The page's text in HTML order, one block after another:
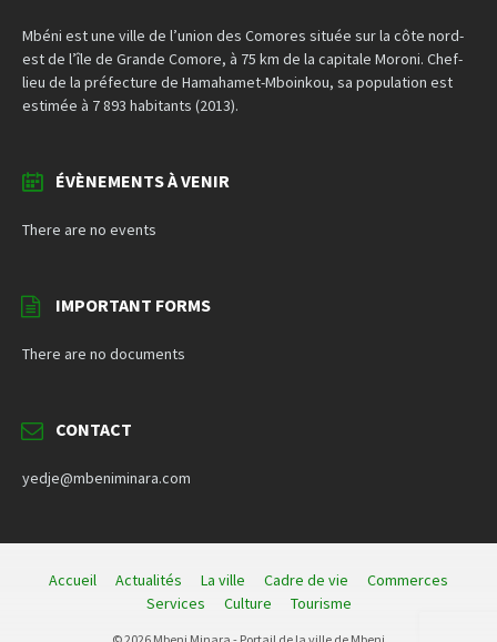
Mbéni est une ville de l’union des Comores située sur la côte nord-
est de l’île de Grande Comore, à 75 km de la capitale Moroni. Chef-
lieu de la préfecture de Hamahamet-Mboinkou, sa population est
estimée à 7 893 habitants (2013).
ÉVÈNEMENTS À VENIR
There are no events
IMPORTANT FORMS
There are no documents
CONTACT
yedje@mbeniminara.com
Accueil Actualités La ville Cadre de vie
Commerces
Services
Culture Tourisme